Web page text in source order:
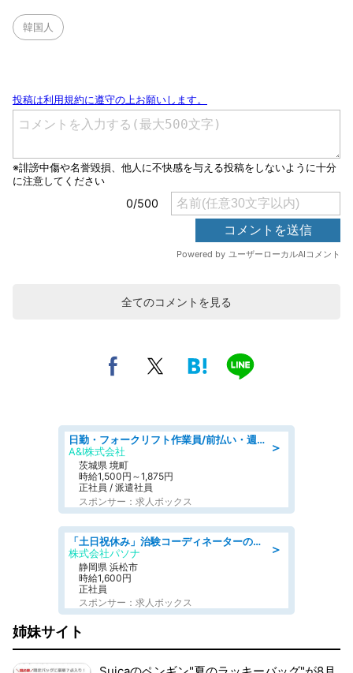
韓国人
全てのコメントを見る
＞
日勤・フォークリフト作業員/前払い・週払い制度あり/長期安定/有給とりやすい/環境充実
A&I株式会社
茨城県 境町
時給1,500円～1,875円
正社員 / 派遣社員
スポンサー：求人ボックス
＞
「土日祝休み」治験コーディネーターのお仕事/未経験OK
株式会社パソナ
静岡県 浜松市
時給1,600円
正社員
スポンサー：求人ボックス
姉妹サイト